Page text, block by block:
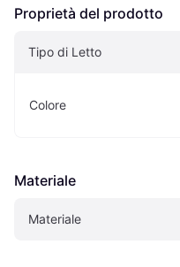
Proprietà del prodotto
Tipo di Letto
Colore
Materiale
Materiale